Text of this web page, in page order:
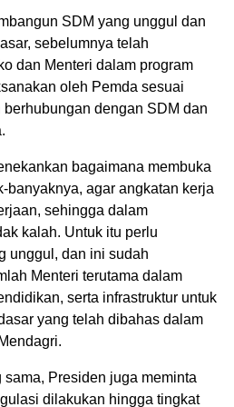
SDM yang unggul dan
sebelumnya telah
dan Menteri dalam program
oleh Pemda sesuai
dengan SDM dan
bagaimana membuka
banyaknya, agar angkatan kerja
sehingga dalam
kalah. Untuk itu perlu
unggul, dan ini sudah
Menteri terutama dalam
serta infrastruktur untuk
yang telah dibahas dalam
Presiden juga meminta
dilakukan hingga tingkat